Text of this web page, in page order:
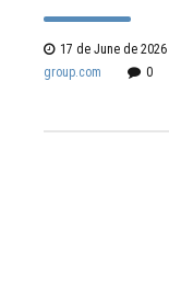
17 de June de 2026
group.com
0